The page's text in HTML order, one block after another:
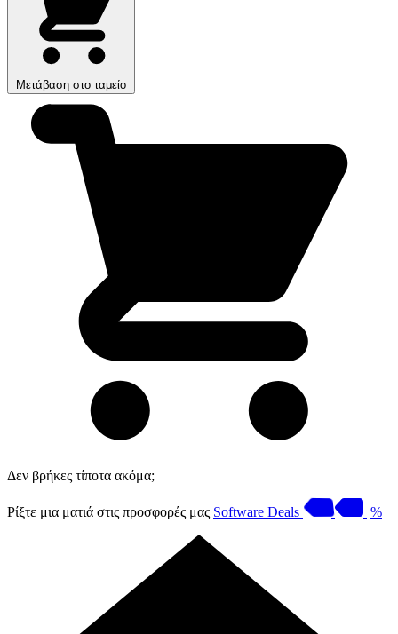
Μετάβαση στο ταμείο
Δεν βρήκες τίποτα ακόμα;
Ρίξτε μια ματιά στις προσφορές μας Software Deals %